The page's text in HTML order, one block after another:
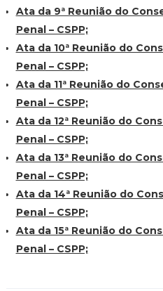
Ata da 9ª Reunião do
Penal – CSPP;
Ata da 10ª Reunião do
Penal – CSPP;
Ata da 11ª Reunião do
Penal – CSPP;
Ata da 12ª Reunião do
Penal – CSPP;
Ata da 13ª Reunião do
Penal – CSPP;
Ata da 14ª Reunião do
Penal – CSPP;
Ata da 15ª Reunião do
Penal – CSPP;